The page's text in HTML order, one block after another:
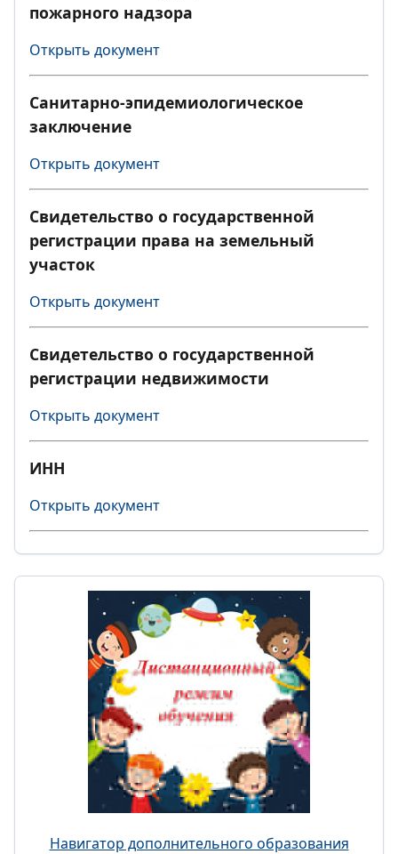
Навигатор дополнительного образования
пожарного надзора
Открыть документ
Санитарно-эпидемиологическое
заключение
Открыть документ
Свидетельство о государственной
регистрации права на земельный
участок
Открыть документ
Свидетельство о государственной
регистрации недвижимости
Открыть документ
ИНН
Открыть документ